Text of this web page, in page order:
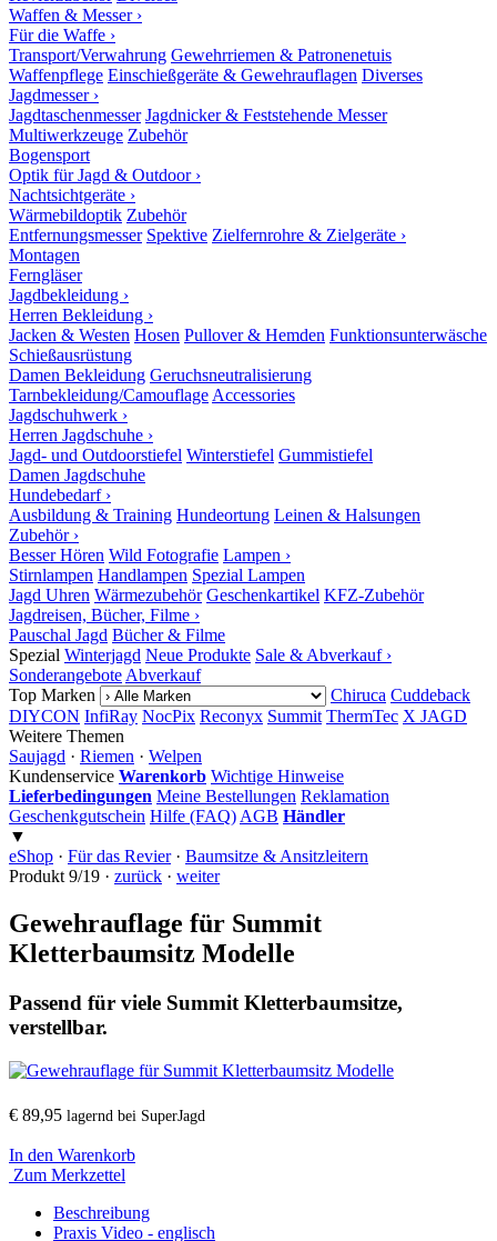
Waffen & Messer ›
Für die Waffe ›
Transport/Verwahrung Gewehrriemen & Patronenetuis
Waffenpflege Einschießgeräte & Gewehrauflagen Diverses
Jagdmesser ›
Jagdtaschenmesser Jagdnicker & Feststehende Messer
Multiwerkzeuge Zubehör
Bogensport
Optik für Jagd & Outdoor ›
Nachtsichtgeräte ›
Wärmebildoptik Zubehör
Entfernungsmesser Spektive Zielfernrohre & Zielgeräte ›
Montagen
Ferngläser
Jagdbekleidung ›
Herren Bekleidung ›
Jacken & Westen Hosen Pullover & Hemden Funktionsunterwäsche
Schießausrüstung
Damen Bekleidung Geruchsneutralisierung
Tarnbekleidung/Camouflage Accessories
Jagdschuhwerk ›
Herren Jagdschuhe ›
Jagd- und Outdoorstiefel Winterstiefel Gummistiefel
Damen Jagdschuhe
Hundebedarf ›
Ausbildung & Training Hundeortung Leinen & Halsungen
Zubehör ›
Besser Hören Wild Fotografie Lampen ›
Stirnlampen Handlampen Spezial Lampen
Jagd Uhren Wärmezubehör Geschenkartikel KFZ-Zubehör
Jagdreisen, Bücher, Filme ›
Pauschal Jagd Bücher & Filme
Spezial Winterjagd Neue Produkte Sale & Abverkauf ›
Sonderangebote Abverkauf
Top Marken
Chiruca Cuddeback
DIYCON InfiRay NocPix Reconyx Summit ThermTec X JAGD
Weitere Themen
Saujagd · Riemen · Welpen
Kundenservice Warenkorb Wichtige Hinweise
Lieferbedingungen Meine Bestellungen Reklamation
Geschenkgutschein Hilfe (FAQ) AGB Händler
▼
eShop · Für das Revier· Baumsitze & Ansitzleitern
Produkt 9/19 · zurück · weiter
Gewehrauflage für Summit
Kletterbaumsitz Modelle
Passend für viele Summit Kletterbaumsitze,
verstellbar.
€ 89,95 lagernd bei SuperJagd
In den Warenkorb
Zum Merkzettel
Beschreibung
Praxis Video - englisch